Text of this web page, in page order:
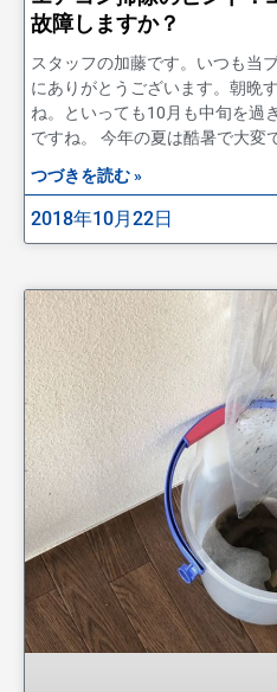
故障しますか？
スタッフの加藤です。いつも当
にありがとうございます。朝晩
ね。といっても10月も中旬を過
ですね。 今年の夏は酷暑で大変
つづきを読む »
2018年10月22日